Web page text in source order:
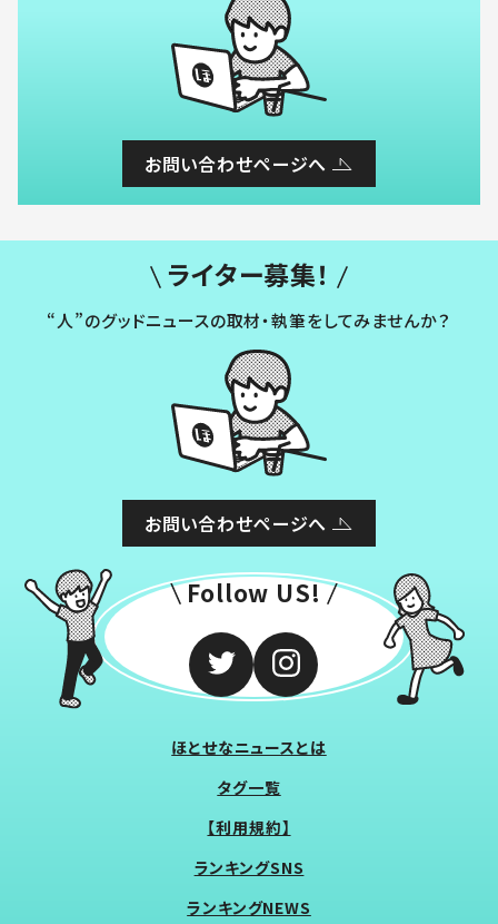
お問い合わせページへ
ライター募集！
“人”のグッドニュースの取材・執筆をしてみませんか？
お問い合わせページへ
Follow US!
ほとせなニュースとは
タグ一覧
【利用規約】
ランキングSNS
ランキングNEWS